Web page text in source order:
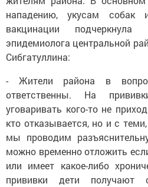
нападению, укусам
вакцинации
эпидемиолога центральной
Сибгатуллина:
- Жители района в
ответственны. На
уговаривать кого-то не
кто отказывается, но и с
мы проводим
можно временно отложить
или имеет какое-либо
прививки дети получают